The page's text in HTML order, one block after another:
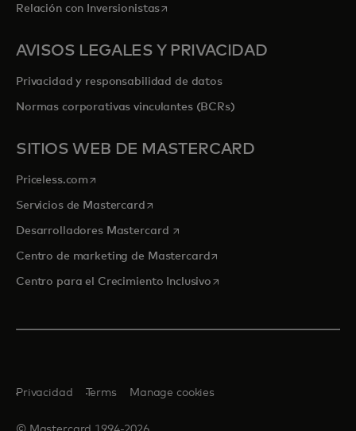
Relación con Inversionistasse abre en una pestaña nueva
AVISOS LEGALES Y PRIVACIDAD
Privacidad y responsabilidad de datos
Normas corporativas vinculantes (BCRs)
SITIOS WEB DE MASTERCARD
Priceless.com se abre en una pestaña nueva
Servicios de Mastercardse abre en una pestaña nueva
Desarrolladores Mastercard se abre en una pestaña nueva
Centro de marketing de Mastercardse abre en una pestaña
Centro para el Crecimiento Inclusivose abre en una pestaña
Privacidad Terms Manage cookies